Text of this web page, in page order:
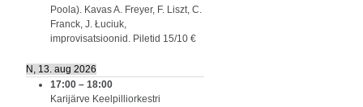
Poola). Kavas A. Freyer, F. Liszt, C.
Franck, J. Łuciuk,
improvisatsioonid. Piletid 15/10 €
N, 13. aug 2026
17:00 – 18:00
Karijärve Keelpilliorkestri